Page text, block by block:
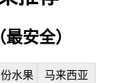
安全）
水果
马来西亚